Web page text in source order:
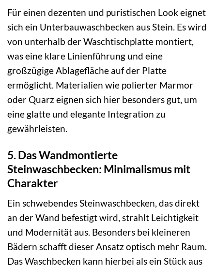
Für einen dezenten und puristischen Look eignet
sich ein Unterbauwaschbecken aus Stein. Es wird
von unterhalb der Waschtischplatte montiert,
was eine klare Linienführung und eine
großzügige Ablagefläche auf der Platte
ermöglicht. Materialien wie polierter Marmor
oder Quarz eignen sich hier besonders gut, um
eine glatte und elegante Integration zu
gewährleisten.
5. Das Wandmontierte
Steinwaschbecken: Minimalismus mit
Charakter
Ein schwebendes Steinwaschbecken, das direkt
an der Wand befestigt wird, strahlt Leichtigkeit
und Modernität aus. Besonders bei kleineren
Bädern schafft dieser Ansatz optisch mehr Raum.
Das Waschbecken kann hierbei als ein Stück aus